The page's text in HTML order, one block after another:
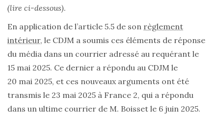
(lire ci-dessous).
En application de l’article 5.5 de son règlement
intérieur, le CDJM a soumis ces éléments de réponse
du média dans un courrier adressé au requérant le
15 mai 2025. Ce dernier a répondu au CDJM le
20 mai 2025, et ces nouveaux arguments ont été
transmis le 23 mai 2025 à France 2, qui a répondu
dans un ultime courrier de M. Boisset le 6 juin 2025.